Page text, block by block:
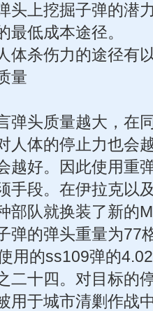
头上挖掘子弹的潜
最低成本途径。
体杀伤力的途径有
量
弹头质量越大，在
人体的停止力也会
越好。因此使用重
手段。在伊拉克以
部队就换装了新的
弹的弹头重量为77
用的ss109弹的
二十四。对目标的
用于城市清剿作战